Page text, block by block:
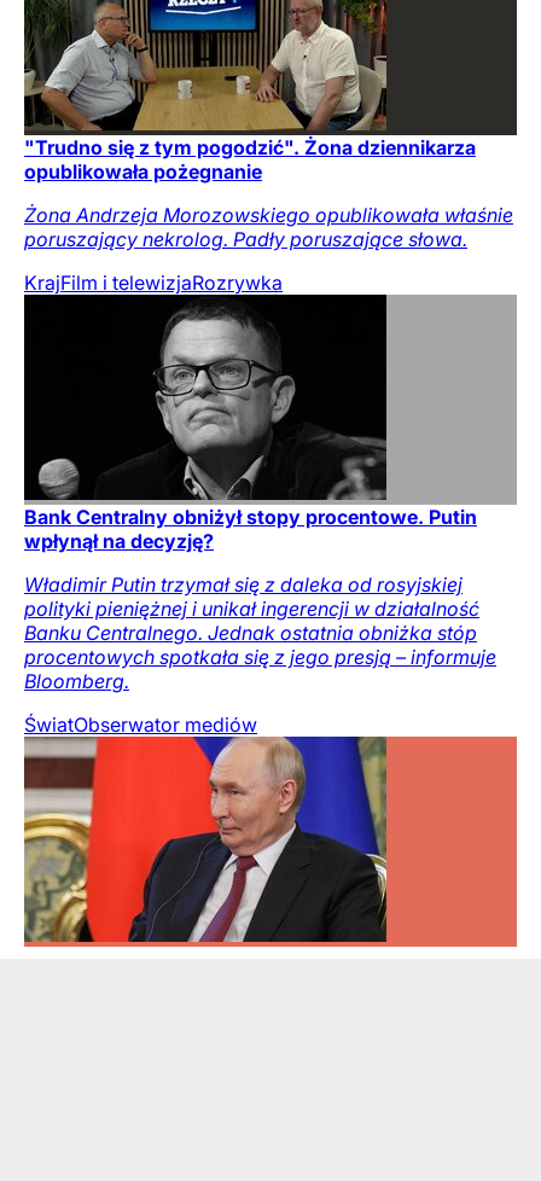
"Trudno się z tym pogodzić". Żona dziennikarza
opublikowała pożegnanie
Żona Andrzeja Morozowskiego opublikowała właśnie
poruszający nekrolog. Padły poruszające słowa.
KrajFilm i telewizjaRozrywka
Bank Centralny obniżył stopy procentowe. Putin
wpłynął na decyzję?
Władimir Putin trzymał się z daleka od rosyjskiej
polityki pieniężnej i unikał ingerencji w działalność
Banku Centralnego. Jednak ostatnia obniżka stóp
procentowych spotkała się z jego presją – informuje
Bloomberg.
ŚwiatObserwator mediów